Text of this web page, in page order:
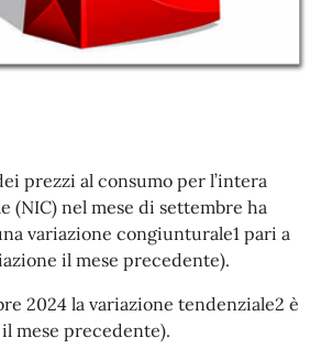
prezzi al consumo per l’intera
(NIC) nel mese di settembre ha
variazione congiunturale1 pari a
il mese precedente).
2024 la variazione tendenziale2 è
il mese precedente).